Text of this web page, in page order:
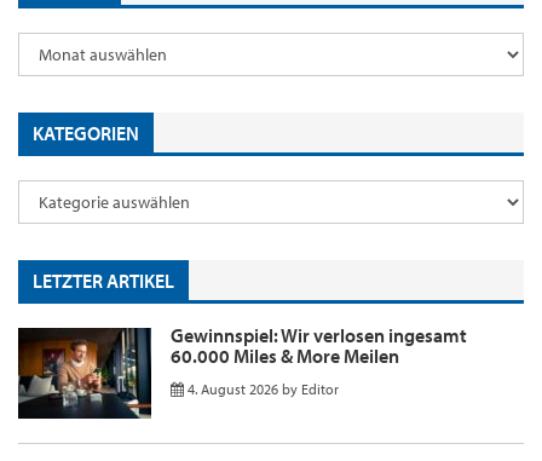
KATEGORIEN
LETZTER ARTIKEL
Gewinnspiel: Wir verlosen ingesamt
60.000 Miles & More Meilen
4. August 2026 by Editor